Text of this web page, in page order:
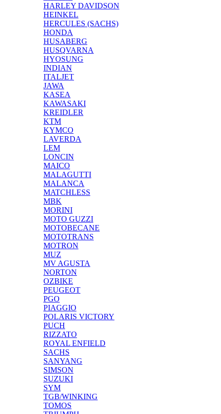
HARLEY DAVIDSON
HEINKEL
HERCULES (SACHS)
HONDA
HUSABERG
HUSQVARNA
HYOSUNG
INDIAN
ITALJET
JAWA
KASEA
KAWASAKI
KREIDLER
KTM
KYMCO
LAVERDA
LEM
LONCIN
MAICO
MALAGUTTI
MALANCA
MATCHLESS
MBK
MORINI
MOTO GUZZI
MOTOBECANE
MOTOTRANS
MOTRON
MUZ
MV AGUSTA
NORTON
OZBIKE
PEUGEOT
PGO
PIAGGIO
POLARIS VICTORY
PUCH
RIZZATO
ROYAL ENFIELD
SACHS
SANYANG
SIMSON
SUZUKI
SYM
TGB/WINKING
TOMOS